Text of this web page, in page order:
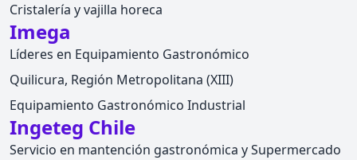
Cristalería y vajilla horeca
Imega
Líderes en Equipamiento Gastronómico
Quilicura, Región Metropolitana (XIII)
Equipamiento Gastronómico Industrial
Ingeteg Chile
Servicio en mantención gastronómica y Supermercado